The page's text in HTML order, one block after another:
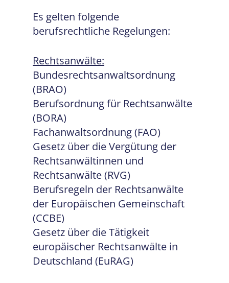
Es gelten folgende
berufsrechtliche Regelungen:
Rechtsanwälte:
Bundesrechtsanwaltsordnung
(BRAO)
Berufsordnung für Rechtsanwälte
(BORA)
Fachanwaltsordnung (FAO)
Gesetz über die Vergütung der
Rechtsanwältinnen und
Rechtsanwälte (RVG)
Berufsregeln der Rechtsanwälte
der Europäischen Gemeinschaft
(CCBE)
Gesetz über die Tätigkeit
europäischer Rechtsanwälte in
Deutschland (EuRAG)